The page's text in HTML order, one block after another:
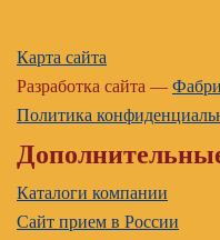
Карта сайта
Разработка сайта —
Политика
Каталоги компании
Сайт прием в России